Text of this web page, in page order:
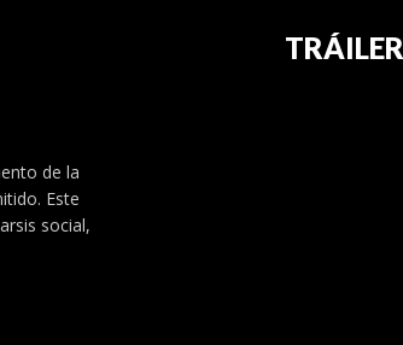
de la
Este
social,
TRÁILER